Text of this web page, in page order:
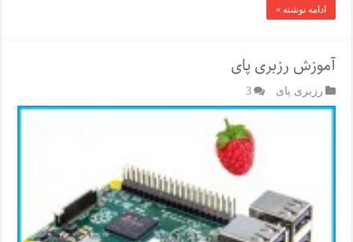
ادامه نوشته »
آموزش رزبری پای
رزبری پای 3